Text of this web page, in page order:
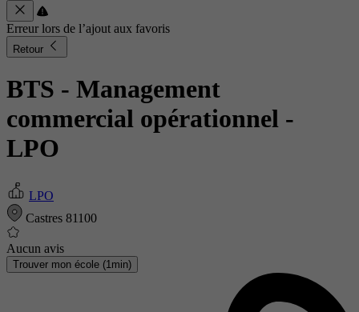
Erreur lors de l’ajout aux favoris
Retour
BTS - Management
commercial opérationnel -
LPO
LPO
Castres 81100
Aucun avis
Trouver mon école (1min)